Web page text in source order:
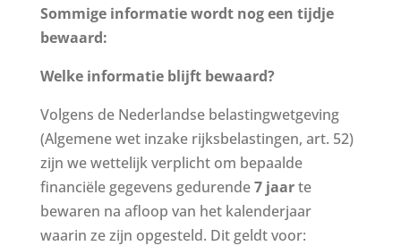
Sommige informatie wordt nog een tijdje
bewaard:
Welke informatie blijft bewaard?
Volgens de Nederlandse belastingwetgeving
(Algemene wet inzake rijksbelastingen, art. 52)
zijn we wettelijk verplicht om bepaalde
financiële gegevens gedurende7 jaarte
bewaren na afloop van het kalenderjaar
waarin ze zijn opgesteld. Dit geldt voor: